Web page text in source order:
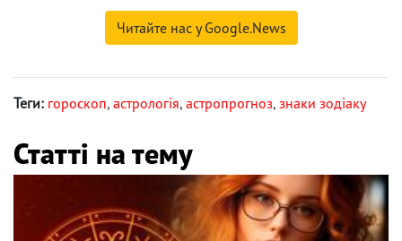
Читайте нас у Google.News
Теги: гороскоп, астрологія, астропрогноз, знаки зодіаку
Статті на тему